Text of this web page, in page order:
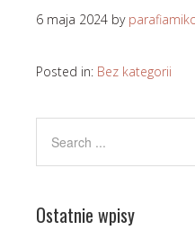
6 maja 2024 by
Posted in: Bez kategorii
Ostatnie wpisy